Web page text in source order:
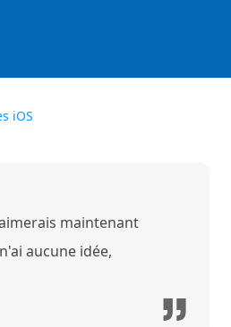
iOS
maintenant
aucune idée,